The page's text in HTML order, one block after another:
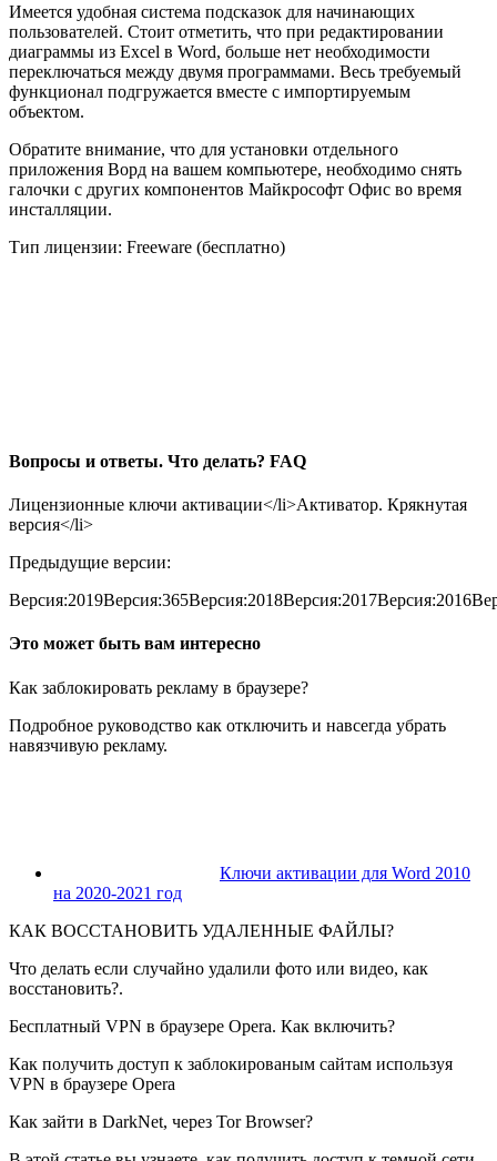
Имеется удобная система подсказок для начинающих
пользователей. Стоит отметить, что при редактировании
диаграммы из Excel в Word, больше нет необходимости
переключаться между двумя программами. Весь требуемый
функционал подгружается вместе с импортируемым
объектом.
Обратите внимание, что для установки отдельного
приложения Ворд на вашем компьютере, необходимо снять
галочки с других компонентов Майкрософт Офис во время
инсталляции.
Тип лицензии: Freeware (бесплатно)
Вопросы и ответы. Что делать? FAQ
Лицензионные ключи активации</li>Активатор. Крякнутая
версия</li>
Предыдущие версии:
Версия:2019Версия:365Версия:2018Версия:2017Версия:2016
Это может быть вам интересно
Как заблокировать рекламу в браузере?
Подробное руководство как отключить и навсегда убрать
навязчивую рекламу.
Ключи активации для Word 2010
на 2020-2021 год
КАК ВОССТАНОВИТЬ УДАЛЕННЫЕ ФАЙЛЫ?
Что делать если случайно удалили фото или видео, как
восстановить?.
Бесплатный VPN в браузере Opera. Как включить?
Как получить доступ к заблокированым сайтам используя
VPN в браузере Opera
Как зайти в DarkNet, через Tor Browser?